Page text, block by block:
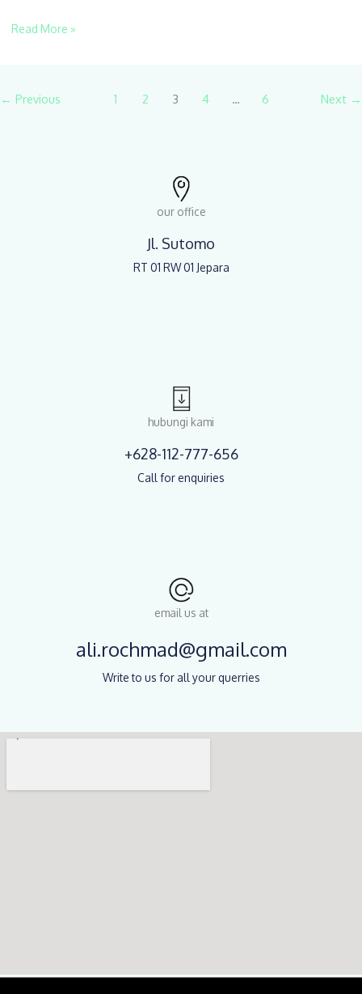
Read More »
← Previous 1 2 3 4 … 6 Next →
our office
Jl. Sutomo
RT 01 RW 01 Jepara
hubungi kami
+628-112-777-656
Call for enquiries
email us at
ali.rochmad@gmail.com
Write to us for all your querries